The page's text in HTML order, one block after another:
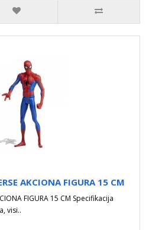
AKCIONA FIGURA 15 CM
FIGURA 15 CM Specifikacija
visi..